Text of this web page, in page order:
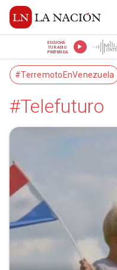
ESCUCHÁ
TU RADIO
PREFERIDA
#TerremotoEnVenezuela
#Telefuturo